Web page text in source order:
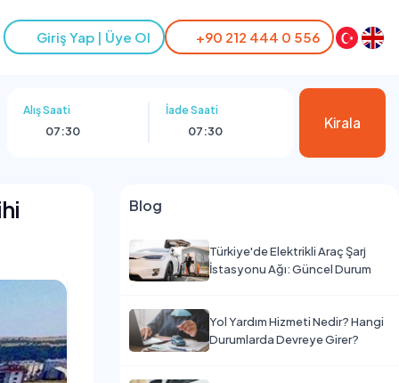
Giriş Yap | Üye Ol +90 212 444 0 556
Alış Saati
07:30
İade Saati
07:30 Kirala
Blog
Türkiye'de Elektrikli Araç Şarj
İstasyonu Ağı: Güncel Durum
Yol Yardım Hizmeti Nedir? Hangi
Durumlarda Devreye Girer?